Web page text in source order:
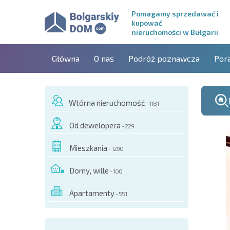
Pomagamy sprzedawać i
kupować
nieruchomości w Bułgarii
Główna O nas Podróż poznawcza
Wtórna nieruchomość - 1181
Od dewelopera - 229
Mieszkania - 1290
Domy, wille - 100
Apartamenty - 551
TYM OBIEKCIE